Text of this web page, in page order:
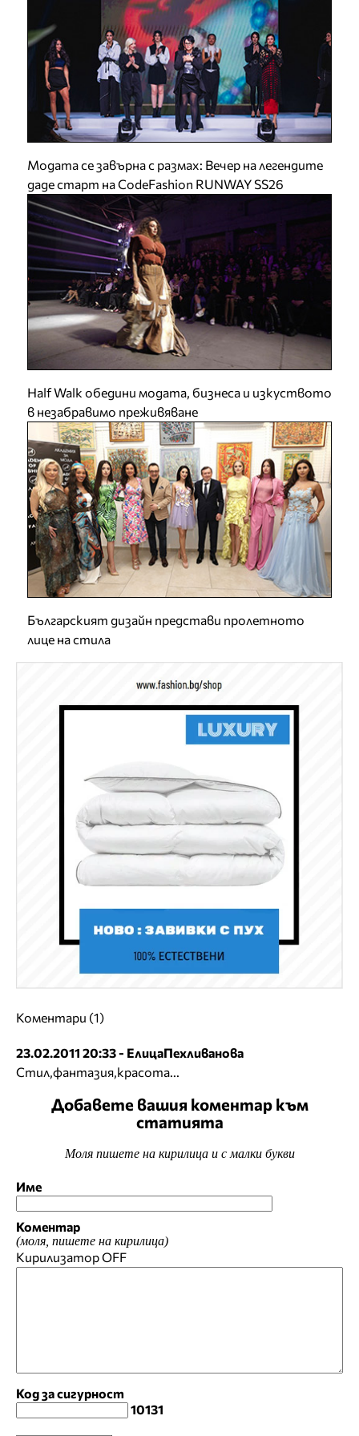
Модата се завърна с размах: Вечер на легендите
даде старт на CodeFashion RUNWAY SS26
Half Walk обедини модата, бизнеса и изкуството
в незабравимо преживяване
Българският дизайн представи пролетното
лице на стила
Коментари (1)
23.02.2011 20:33 - ЕлицаПехливанова
Стил,фантазия,красота...
Добавете вашия коментар към
статията
Моля пишете на кирилица и с малки букви
Име
Коментар
(моля, пишете на кирилица)
КирилизаторOFF
Код за сигурност
10131